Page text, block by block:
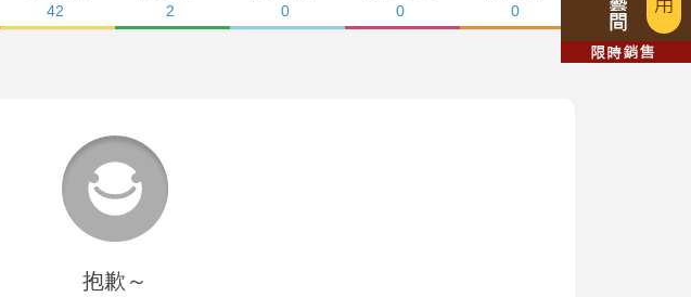
42
2
0
0
0
抱歉～